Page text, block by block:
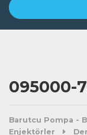
095000-
Barutcu Pompa -
Enjektörler